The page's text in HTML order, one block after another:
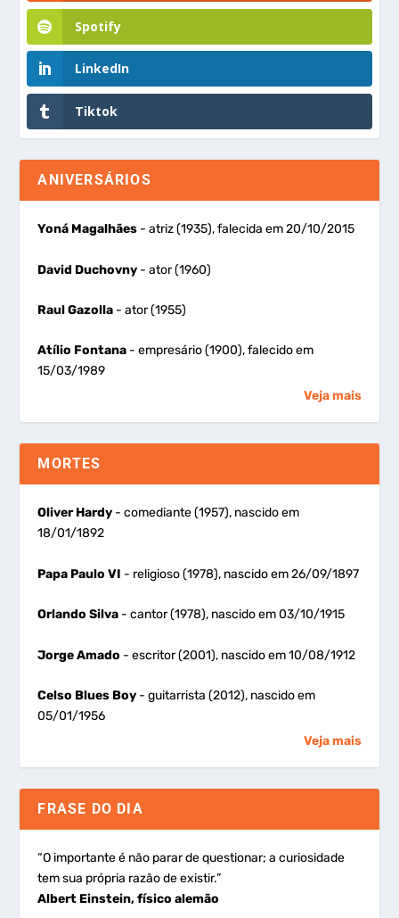
Spotify
LinkedIn
Tiktok
ANIVERSÁRIOS
Yoná Magalhães - atriz (1935), falecida em 20/10/2015
David Duchovny - ator (1960)
Raul Gazolla - ator (1955)
Atílio Fontana - empresário (1900), falecido em
15/03/1989
Veja mais
MORTES
Oliver Hardy - comediante (1957), nascido em
18/01/1892
Papa Paulo VI - religioso (1978), nascido em 26/09/1897
Orlando Silva - cantor (1978), nascido em 03/10/1915
Jorge Amado - escritor (2001), nascido em 10/08/1912
Celso Blues Boy - guitarrista (2012), nascido em
05/01/1956
Veja mais
FRASE DO DIA
“O importante é não parar de questionar; a curiosidade
tem sua própria razão de existir.”
Albert Einstein, físico alemão